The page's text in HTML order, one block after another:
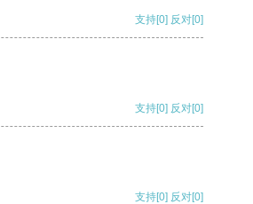
支持[0] 反对[0]
支持[0] 反对[0]
支持[0] 反对[0]